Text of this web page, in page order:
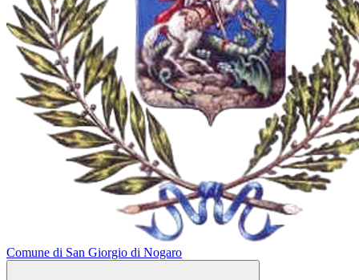
Comune di San Giorgio di Nogaro